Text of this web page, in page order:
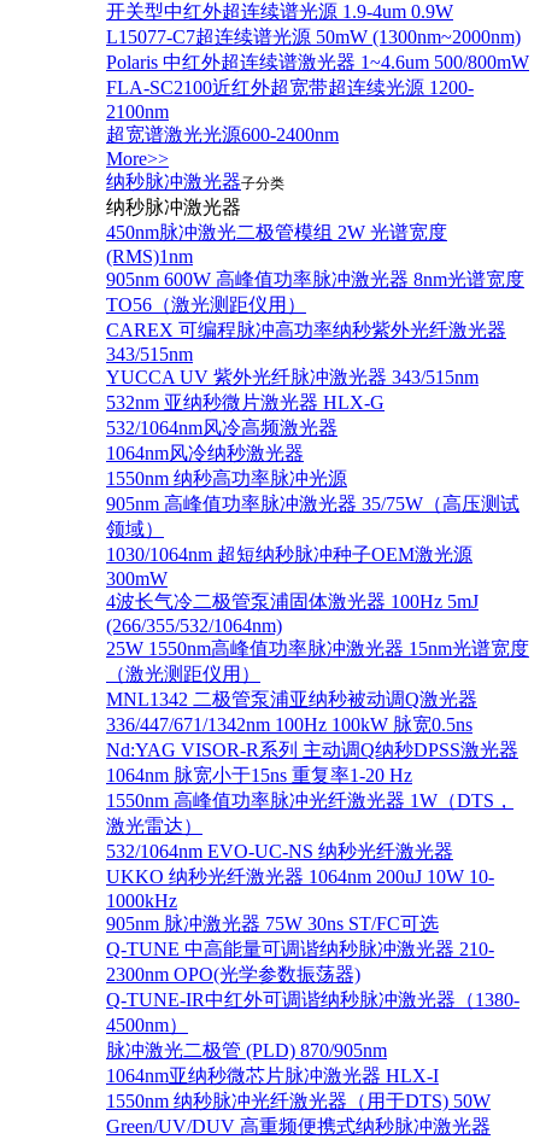
开关型中红外超连续谱光源 1.9-4um 0.9W
L15077-C7超连续谱光源 50mW (1300nm~2000nm)
Polaris 中红外超连续谱激光器 1~4.6um 500/800mW
FLA-SC2100近红外超宽带超连续光源 1200-
2100nm
超宽谱激光光源600-2400nm
More>>
纳秒脉冲激光器子分类
纳秒脉冲激光器
450nm脉冲激光二极管模组 2W 光谱宽度
(RMS)1nm
905nm 600W 高峰值功率脉冲激光器 8nm光谱宽度
TO56（激光测距仪用）
CAREX 可编程脉冲高功率纳秒紫外光纤激光器
343/515nm
YUCCA UV 紫外光纤脉冲激光器 343/515nm
532nm 亚纳秒微片激光器 HLX-G
532/1064nm风冷高频激光器
1064nm风冷纳秒激光器
1550nm 纳秒高功率脉冲光源
905nm 高峰值功率脉冲激光器 35/75W（高压测试
领域）
1030/1064nm 超短纳秒脉冲种子OEM激光源
300mW
4波长气冷二极管泵浦固体激光器 100Hz 5mJ
(266/355/532/1064nm)
25W 1550nm高峰值功率脉冲激光器 15nm光谱宽度
（激光测距仪用）
MNL1342 二极管泵浦亚纳秒被动调Q激光器
336/447/671/1342nm 100Hz 100kW 脉宽0.5ns
Nd:YAG VISOR-R系列 主动调Q纳秒DPSS激光器
1064nm 脉宽小于15ns 重复率1-20 Hz
1550nm 高峰值功率脉冲光纤激光器 1W（DTS，
激光雷达）
532/1064nm EVO-UC-NS 纳秒光纤激光器
UKKO 纳秒光纤激光器 1064nm 200uJ 10W 10-
1000kHz
905nm 脉冲激光器 75W 30ns ST/FC可选
Q-TUNE 中高能量可调谐纳秒脉冲激光器 210-
2300nm OPO(光学参数振荡器)
Q-TUNE-IR中红外可调谐纳秒脉冲激光器（1380-
4500nm）
脉冲激光二极管 (PLD) 870/905nm
1064nm亚纳秒微芯片脉冲激光器 HLX-I
1550nm 纳秒脉冲光纤激光器（用于DTS) 50W
Green/UV/DUV 高重频便携式纳秒脉冲激光器